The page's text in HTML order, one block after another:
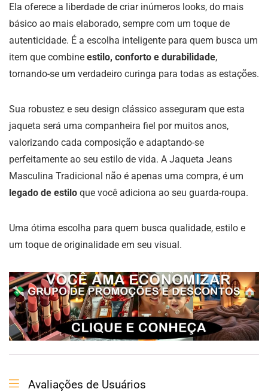
Ela oferece a liberdade de criar inúmeros looks, do mais
básico ao mais elaborado, sempre com um toque de
autenticidade. É a escolha inteligente para quem busca um
item que combine estilo, conforto e durabilidade,
tornando-se um verdadeiro curinga para todas as estações.
Sua robustez e seu design clássico asseguram que esta
jaqueta será uma companheira fiel por muitos anos,
valorizando cada composição e adaptando-se
perfeitamente ao seu estilo de vida. A Jaqueta Jeans
Masculina Tradicional não é apenas uma compra, é um
legado de estilo que você adiciona ao seu guarda-roupa.
Uma ótima escolha para quem busca qualidade, estilo e
um toque de originalidade em seu visual.
Avaliações de Usuários